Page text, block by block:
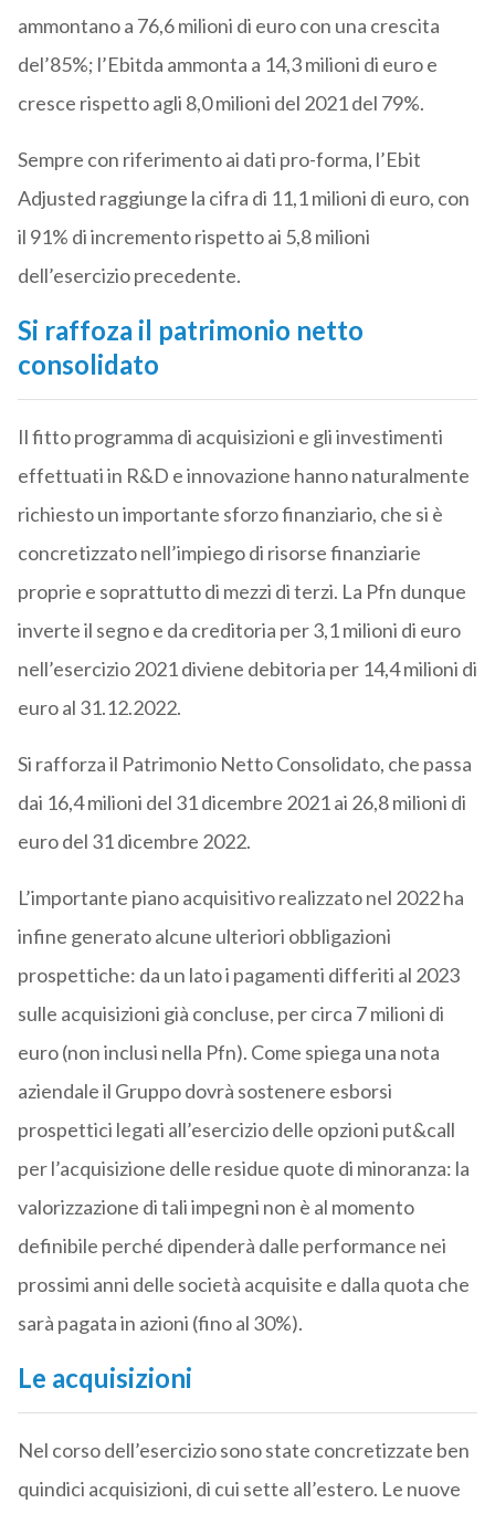
ammontano a 76,6 milioni di euro con una crescita
del’85%; l’Ebitda ammonta a 14,3 milioni di euro e
cresce rispetto agli 8,0 milioni del 2021 del 79%.
Sempre con riferimento ai dati pro-forma, l’Ebit
Adjusted raggiunge la cifra di 11,1 milioni di euro, con
il 91% di incremento rispetto ai 5,8 milioni
dell’esercizio precedente.
Si raffoza il patrimonio netto
consolidato
Il fitto programma di acquisizioni e gli investimenti
effettuati in R&D e innovazione hanno naturalmente
richiesto un importante sforzo finanziario, che si è
concretizzato nell’impiego di risorse finanziarie
proprie e soprattutto di mezzi di terzi. La Pfn dunque
inverte il segno e da creditoria per 3,1 milioni di euro
nell’esercizio 2021 diviene debitoria per 14,4 milioni di
euro al 31.12.2022.
Si rafforza il Patrimonio Netto Consolidato, che passa
dai 16,4 milioni del 31 dicembre 2021 ai 26,8 milioni di
euro del 31 dicembre 2022.
L’importante piano acquisitivo realizzato nel 2022 ha
infine generato alcune ulteriori obbligazioni
prospettiche: da un lato i pagamenti differiti al 2023
sulle acquisizioni già concluse, per circa 7 milioni di
euro (non inclusi nella Pfn). Come spiega una nota
aziendale il Gruppo dovrà sostenere esborsi
prospettici legati all’esercizio delle opzioni put&call
per l’acquisizione delle residue quote di minoranza: la
valorizzazione di tali impegni non è al momento
definibile perché dipenderà dalle performance nei
prossimi anni delle società acquisite e dalla quota che
sarà pagata in azioni (fino al 30%).
Le acquisizioni
Nel corso dell’esercizio sono state concretizzate ben
quindici acquisizioni, di cui sette all’estero. Le nuove